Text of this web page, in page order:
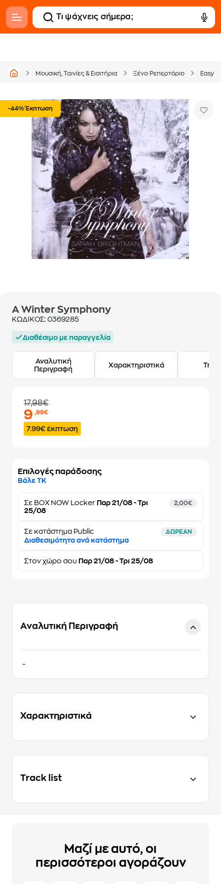
Μουσική, Ταινίες & Εισιτήρια Ξένο Ρεπερτόριο Easy
-44% Έκπτωση
A Winter Symphony
ΚΩΔΙΚΟΣ: 0369285
Διαθέσιμο με παραγγελία
Αναλυτική
Περιγραφή
Χαρακτηριστικά
17,98€
9,99€
7.99€ έκπτωση
Επιλογές παράδοσης
Βάλε ΤΚ
Σε BOX NOW Locker Παρ 21/08 - Τρι
25/08
2,00€
Σε κατάστημα Public ΔΩΡΕΑΝ
Διαθεσιμότητα ανά κατάστημα
Στον χώρο σου Παρ 21/08 - Τρι 25/08
Αναλυτική Περιγραφή
-
Χαρακτηριστικά
Track list
Μαζί με αυτό, οι
περισσότεροι αγοράζουν